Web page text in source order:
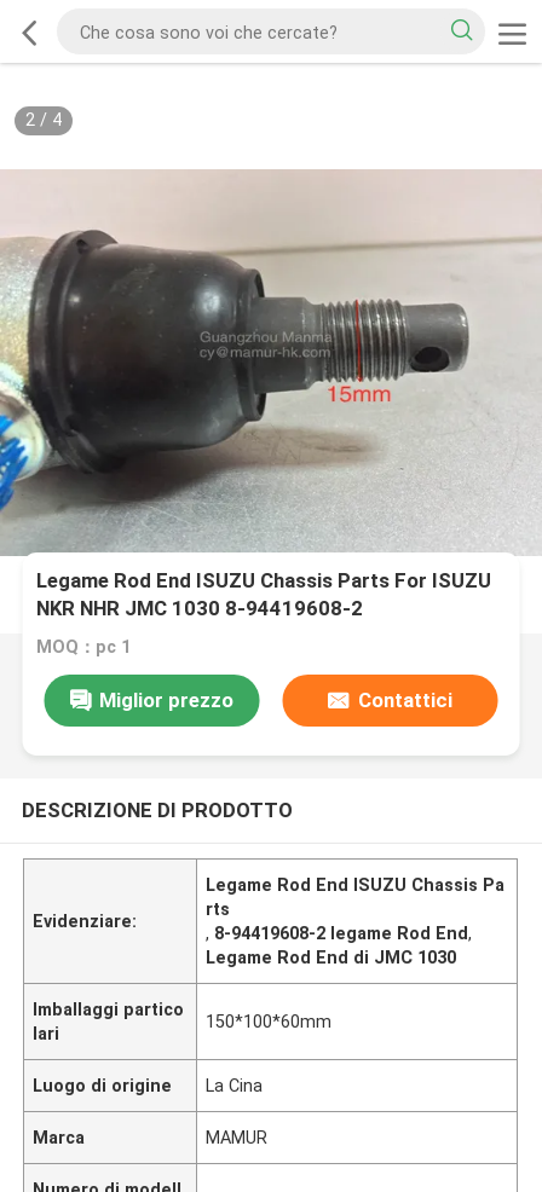
2/ 4
Legame Rod End ISUZU Chassis Parts For ISUZU
NKR NHR JMC 1030 8-94419608-2
MOQ：pc 1
Miglior prezzo Contattici
DESCRIZIONE DI PRODOTTO
Evidenziare:
Legame Rod End ISUZU Chassis Pa
rts
, 8-94419608-2 legame Rod End,
Legame Rod End di JMC 1030
Imballaggi partico
lari
150*100*60mm
Luogo di origine La Cina
Marca MAMUR